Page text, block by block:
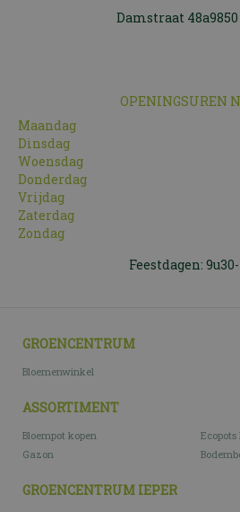
Damstraat
OPENINGSUREN
Maandag
Dinsdag
Woensdag
Donderdag
Vrijdag
Zaterdag
Zondag
Feestdagen:
GROENCENTRUM
Bloemenwinkel
ASSORTIMENT
Bloempot kopen
Ecopots
Gazon
GROENCENTRUM IEPER